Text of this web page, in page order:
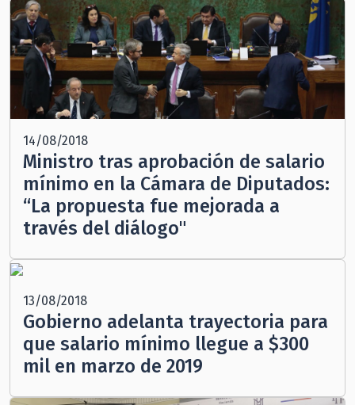
14/08/2018
Ministro tras aprobación de salario
mínimo en la Cámara de Diputados:
“La propuesta fue mejorada a
través del diálogo"
13/08/2018
Gobierno adelanta trayectoria para
que salario mínimo llegue a $300
mil en marzo de 2019